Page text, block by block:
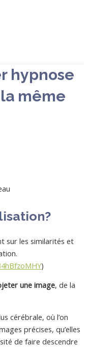
hypnose
même
sur les similarités et
)
une image, de la
cérébrale, où l’on
précises, qu’elles
de faire descendre